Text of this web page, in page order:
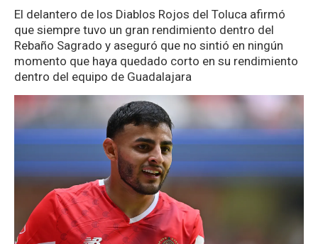
El delantero de los Diablos Rojos del Toluca afirmó
que siempre tuvo un gran rendimiento dentro del
Rebaño Sagrado y aseguró que no sintió en ningún
momento que haya quedado corto en su rendimiento
dentro del equipo de Guadalajara